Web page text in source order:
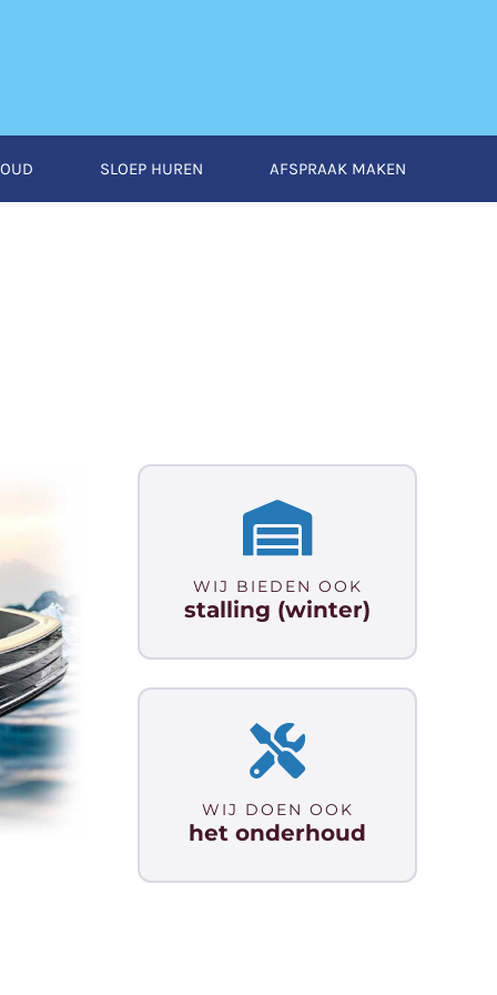
SLOEP HUREN AFSPRAAK MAKEN
WIJ BIEDEN OOK
stalling (winter)
WIJ DOEN OOK
het onderhoud